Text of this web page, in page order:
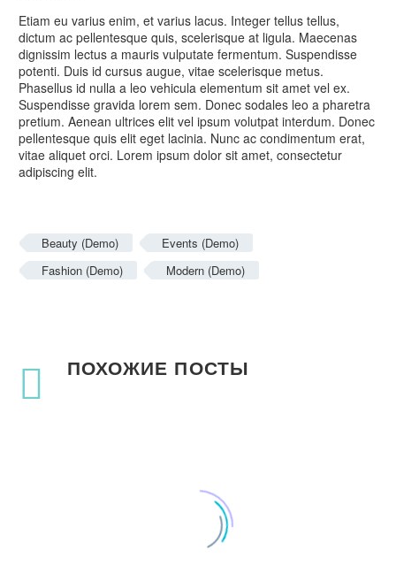
Etiam eu varius enim, et varius lacus. Integer tellus tellus,
dictum ac pellentesque quis, scelerisque at ligula. Maecenas
dignissim lectus a mauris vulputate fermentum. Suspendisse
potenti. Duis id cursus augue, vitae scelerisque metus.
Phasellus id nulla a leo vehicula elementum sit amet vel ex.
Suspendisse gravida lorem sem. Donec sodales leo a pharetra
pretium. Aenean ultrices elit vel ipsum volutpat interdum. Donec
pellentesque quis elit eget lacinia. Nunc ac condimentum erat,
vitae aliquet orci. Lorem ipsum dolor sit amet, consectetur
adipiscing elit.
Beauty (Demo)
Events (Demo)
Fashion (Demo)
Modern (Demo)
ПОХОЖИЕ ПОСТЫ